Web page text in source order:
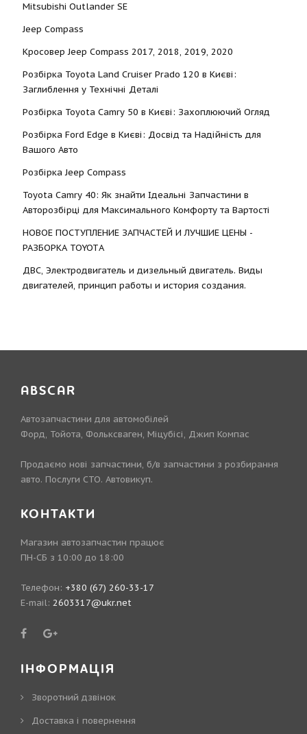
Mitsubishi Outlander SE
Jeep Compass
Кросовер Jeep Compass 2017, 2018, 2019, 2020
Розбірка Toyota Land Cruiser Prado 120 в Києві:
Заглиблення у Технічні Деталі
Розбірка Toyota Camry 50 в Києві: Захоплюючий Огляд
Розбірка Ford Edge в Києві: Досвід та Надійність для
Вашого Авто
Розбірка Jeep Compass
Toyota Camry 40: Як знайти Ідеальні Запчастини в
Авторозбірці для Максимального Комфорту та Вартості
НОВОЕ ПОСТУПЛЕНИЕ ЗАПЧАСТЕЙ И ЛУЧШИЕ ЦЕНЫ -
РАЗБОРКА TOYOTА
ДВС, Электродвигатель и дизельный двигатель. Виды
двигателей, принцип работы и история создания.
ABSCAR
Автозапчастини для автомобілей
Форд, Тойота, Фольксваген, Міцубісі, Джип Компас
Продаємо нові запчастини, б/в запчастини з розбирання
авто. Послуги СТО. Автовикуп.
КОНТАКТИ
Магазин автозапчастин працює
ПН-СБ з 10:00 до 18:00
Телефон: +380 (67) 260-33-17
E-mail: 2603317@ukr.net
ІНФОРМАЦІЯ
Зворотний дзвінок
Доставка і повернення